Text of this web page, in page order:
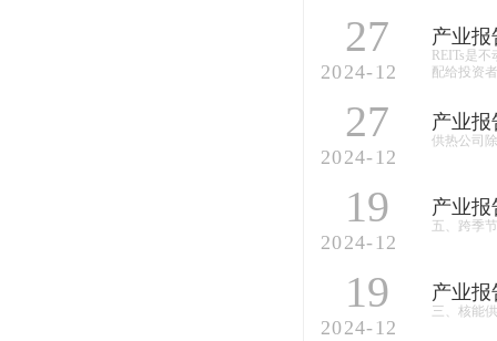
27
2024-12
产业报
REITs是
配给投资
27
2024-12
产业报
供热公司
19
2024-12
产业报
五、跨季
19
2024-12
产业报
三、核能